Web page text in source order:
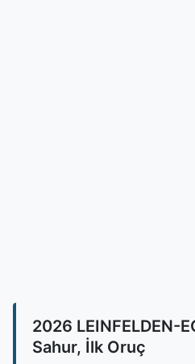
2026 LEINFELDEN-
Sahur, İlk Oruç